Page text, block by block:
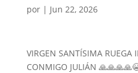
por | Jun 22, 2026
VIRGEN SANTÍSIMA RUEGA
CONMIGO JULIÁN